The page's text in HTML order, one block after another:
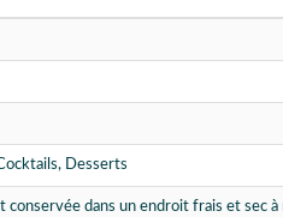
Desserts
dans un endroit frais et sec